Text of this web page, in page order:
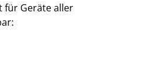
für Geräte aller